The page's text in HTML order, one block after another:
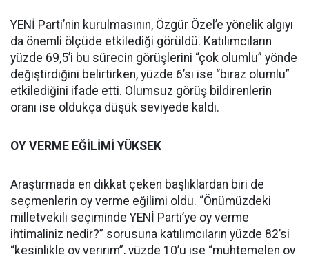
YENİ Parti’nin kurulmasının, Özgür Özel’e yönelik algıyı
da önemli ölçüde etkilediği görüldü. Katılımcıların
yüzde 69,5’i bu sürecin görüşlerini “çok olumlu” yönde
değiştirdiğini belirtirken, yüzde 6’sı ise “biraz olumlu”
etkilediğini ifade etti. Olumsuz görüş bildirenlerin
oranı ise oldukça düşük seviyede kaldı.
OY VERME EĞİLİMİ YÜKSEK
Araştırmada en dikkat çeken başlıklardan biri de
seçmenlerin oy verme eğilimi oldu. “Önümüzdeki
milletvekili seçiminde YENİ Parti’ye oy verme
ihtimaliniz nedir?” sorusuna katılımcıların yüzde 82’si
“kesinlikle oy veririm”, yüzde 10’u ise “muhtemelen oy